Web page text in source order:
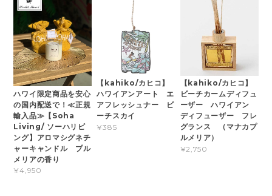
ハワイ限定商品を安心
の国内配送で！≪正規
輸入品≫【Soha
Living/ ソーハリビ
ング】アロマシグネチ
ャーキャンドル プル
メリアの香り
¥4,950
【kahiko/カヒコ】
ハワイアンアート エ
アフレッシュナー ビ
ーチスカイ
¥385
【kahiko/カヒコ】
ビーチカームディフュ
ーザー ハワイアン
ディフューザー フレ
グランス （マナカプ
ルメリア）
¥2,750